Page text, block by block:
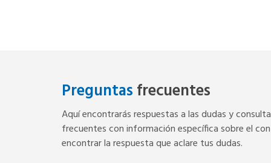
Preguntasfrecuentes
Aquí encontrarás respuestas a las dudas y
frecuentes con información específica sobre el
encontrar la respuesta que aclare tus dudas.